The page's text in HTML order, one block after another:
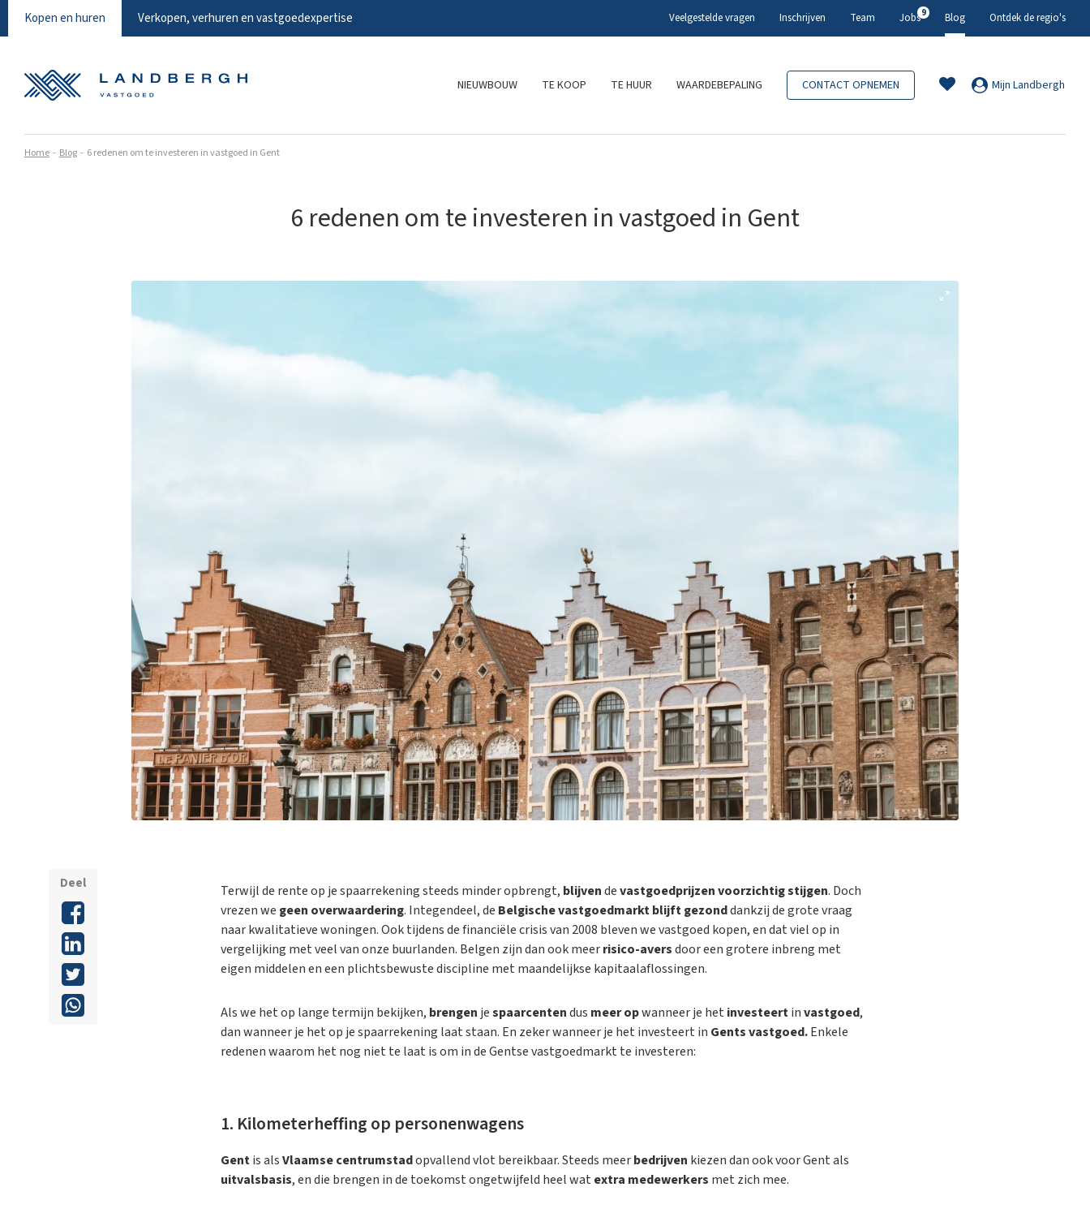
NIEUWBOUW TE KOOP TE HUUR WAARDEBEPALING CONTACT OPNEMEN Mijn Landbergh
Kopen en huren Verkopen, verhuren en vastgoedexpertise Veelgestelde vragen Inschrijven Team Jobs9 Blog Ontdek de regio's
Home Blog 6 redenen om te investeren in vastgoed in Gent
6 redenen om te investeren in vastgoed in Gent
Terwijl de rente op je spaarrekening steeds minder opbrengt, blijvendevastgoedprijzen voorzichtig stijgen. Doch
vrezen we geen overwaardering. Integendeel, de Belgische vastgoedmarkt blijft gezonddankzij de grote vraag
naar kwalitatieve woningen. Ook tijdens de financiële crisis van 2008 bleven we vastgoed kopen, en dat viel op in
vergelijking met veel van onze buurlanden. Belgen zijn dan ook meerrisico-aversdoor een grotere inbreng met
eigen middelen en een plichtsbewuste discipline met maandelijkse kapitaalaflossingen.
Als we het op lange termijn bekijken, brengen jespaarcentendus meer opwanneer je het investeertinvastgoed,
dan wanneer je het op je spaarrekening laat staan. En zeker wanneer je het investeert in Gents vastgoed.Enkele
redenen waarom het nog niet te laat is om in de Gentse vastgoedmarkt te investeren:
1. Kilometerheffing op personenwagens
Gentis alsVlaamse centrumstadopvallend vlot bereikbaar. Steeds meerbedrijven kiezen dan ook voor Gent als
uitvalsbasis, en die brengen in de toekomst ongetwijfeld heel wat extra medewerkers met zich mee.
Deel